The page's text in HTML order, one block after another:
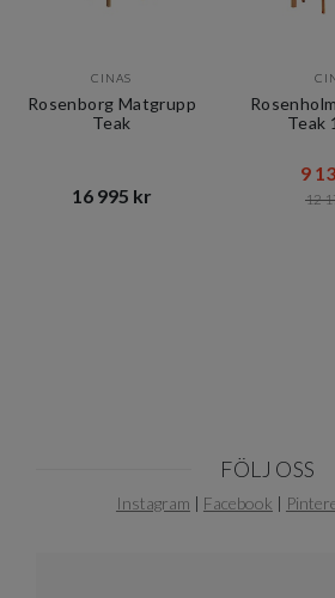
CINAS
Rosenborg Matgrupp
Teak
16 995 kr​​
Teak
9
12
FÖLJ OSS
Instagram | Facebook |